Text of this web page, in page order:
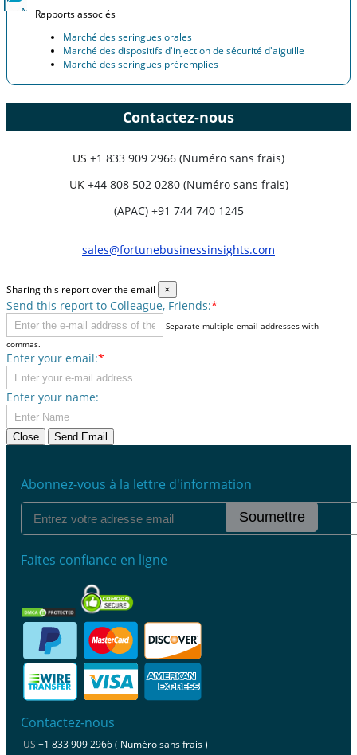
Rapports associés
Marché des seringues orales
Marché des dispositifs d'injection de sécurité d'aiguille
Marché des seringues préremplies
Contactez-nous
US +1 833 909 2966 (Numéro sans frais)
UK +44 808 502 0280 (Numéro sans frais)
(APAC) +91 744 740 1245
sales@fortunebusinessinsights.com
Sharing this report over the email ×
Send this report to Colleague, Friends:*
Separate multiple email addresses with
commas.
Enter your email:*
Enter your name:
Close Send Email
Abonnez-vous à la lettre d'information
Soumettre
Faites confiance en ligne
Contactez-nous
US +1 833 909 2966 ( Numéro sans frais )